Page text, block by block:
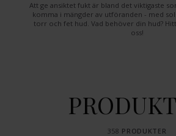
Att ge ansiktet fukt är bland det viktigaste
komma i mängder av utföranden - med
torr och fet hud. Vad behöver din hud?
oss!
358 PRODUKTER